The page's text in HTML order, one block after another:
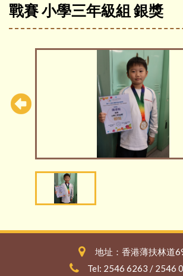
戰賽 小學三年級組 銀獎
地址：香港薄扶林道
Tel: 2546 6263 / 2546